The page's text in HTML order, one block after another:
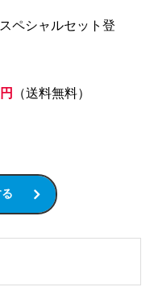
ペシャルセット登
（送料無料）